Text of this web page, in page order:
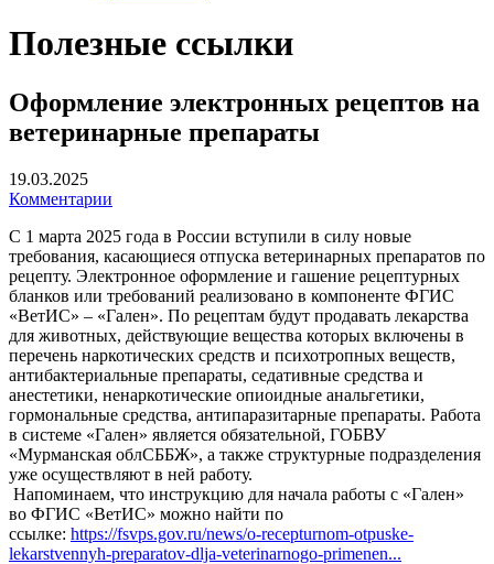
Полезные ссылки
Оформление электронных рецептов на
ветеринарные препараты
19.03.2025
Комментарии
С 1 марта 2025 года в России вступили в силу новые
требования, касающиеся отпуска ветеринарных препаратов по
рецепту. Электронное оформление и гашение рецептурных
бланков или требований реализовано в компоненте ФГИС
«ВетИС» – «Гален». По рецептам будут продавать лекарства
для животных, действующие вещества которых включены в
перечень наркотических средств и психотропных веществ,
антибактериальные препараты, седативные средства и
анестетики, ненаркотические опиоидные анальгетики,
гормональные средства, антипаразитарные препараты. Работа
в системе «Гален» является обязательной, ГОБВУ
«Мурманская облСББЖ», а также структурные подразделения
уже осуществляют в ней работу.
Напоминаем, что инструкцию для начала работы с «Гален»
во ФГИС «ВетИС» можно найти по
ссылке: https://fsvps.gov.ru/news/o-recepturnom-otpuske-
lekarstvennyh-preparatov-dlja-veterinarnogo-primenen...